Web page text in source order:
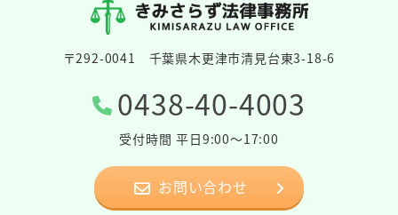
〒292-0041 千葉県木更津市清見台東3-18-6
0438-40-4003
受付時間 平日9:00～17:00
お問い合わせ